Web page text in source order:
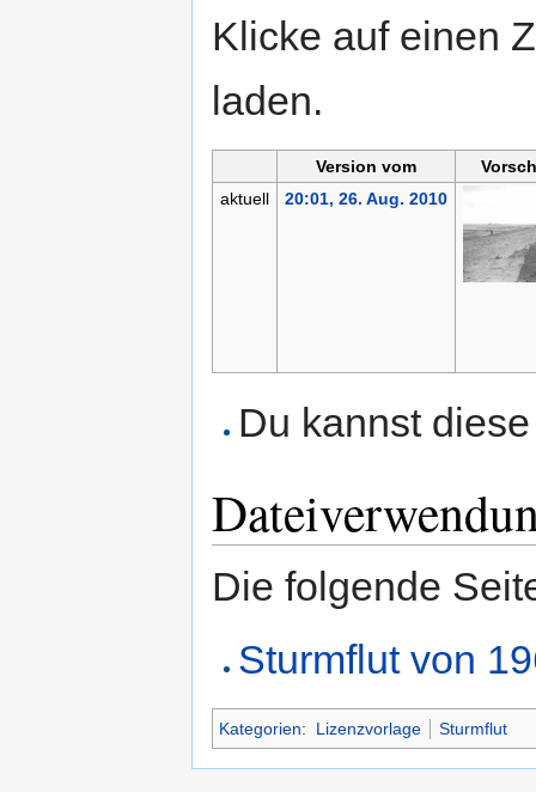
Klicke auf einen
laden.
Version vom
aktuell
20:01, 26. Aug. 2010
Du kannst
Die folgende
Sturmflut von
Kategorien: Lizenzvorlage Sturmflut